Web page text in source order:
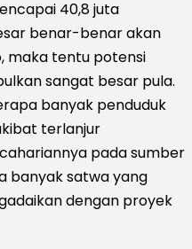
40,8 juta
benar-benar akan
maka tentu potensi
sangat besar pula.
banyak penduduk
terlanjur
pada sumber
banyak satwa yang
dengan proyek